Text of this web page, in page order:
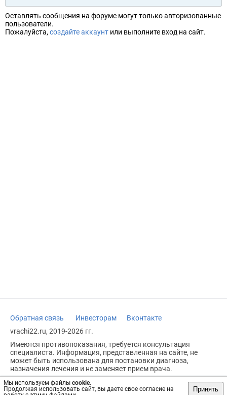
Мы используем файлы cookie.
Продолжая использовать сайт, вы даете свое согласие на
Принять
Оставлять сообщения на форуме могут только авторизованные
пользователи.
Пожалуйста, создайте аккаунт или выполните вход на сайт.
Обратная связь Инвесторам
Вконтакте
vrachi22.ru, 2019-2026 гг.
Имеются противопоказания, требуется консультация
специалиста. Информация, представленная на сайте, не
может быть использована для постановки диагноза,
назначения лечения и не заменяет прием врача.
Возрастное ограничение: 18+